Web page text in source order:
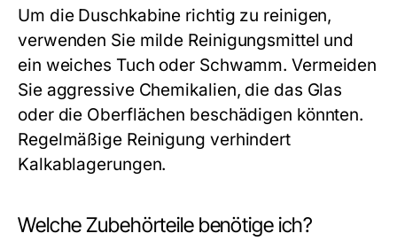
Um die Duschkabine richtig zu reinigen,
verwenden Sie milde Reinigungsmittel und
ein weiches Tuch oder Schwamm. Vermeiden
Sie aggressive Chemikalien, die das Glas
oder die Oberflächen beschädigen könnten.
Regelmäßige Reinigung verhindert
Kalkablagerungen.
Welche Zubehörteile benötige ich?